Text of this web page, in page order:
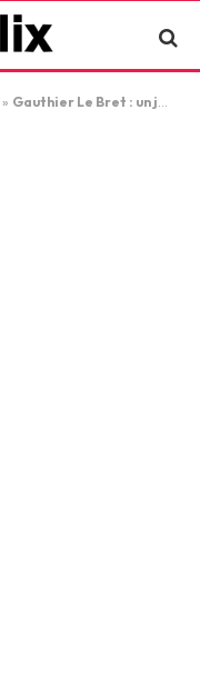
» Gauthier Le Bret : un journaliste émérite sur les ondes de CNews